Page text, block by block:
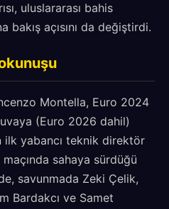
uluslararası bahis
açısını da değiştirdi.
Montella, Euro 2024
(Euro 2026 dahil)
ilk yabancı teknik direktör
maçında sahaya sürdüğü
savunmada Zeki Çelik,
Bardakcı ve Samet